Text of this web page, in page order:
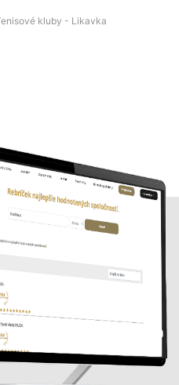
kluby - Likavka